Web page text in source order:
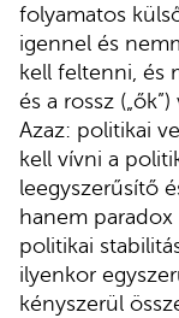
folyamatos
igennel és
kell feltenni, és
és a rossz
Azaz: politikai
kell vívni a
leegyszerűsítő
hanem
politikai
ilyenkor
kényszerül